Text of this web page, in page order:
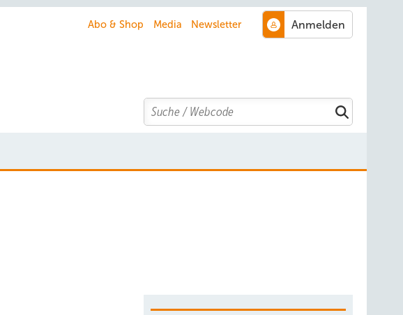
Abo & Shop Media Newsletter
Search